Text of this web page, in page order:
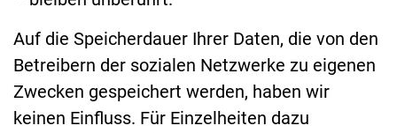
Auf die Speicherdauer Ihrer Daten, die von den
Betreibern der sozialen Netzwerke zu eigenen
Zwecken gespeichert werden, haben wir
keinen Einfluss. Für Einzelheiten dazu